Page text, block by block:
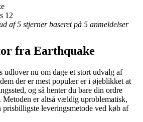
12
af 5 stjerner baseret på 5 anmeldelser
fra Earthquake
udlover nu om dage et stort udvalg af
der er mest populær er i øjeblikket at
og så henter du bare din ordre
Metoden er altså vældig uproblematisk,
prisbilligste leveringsmetode ved køb af